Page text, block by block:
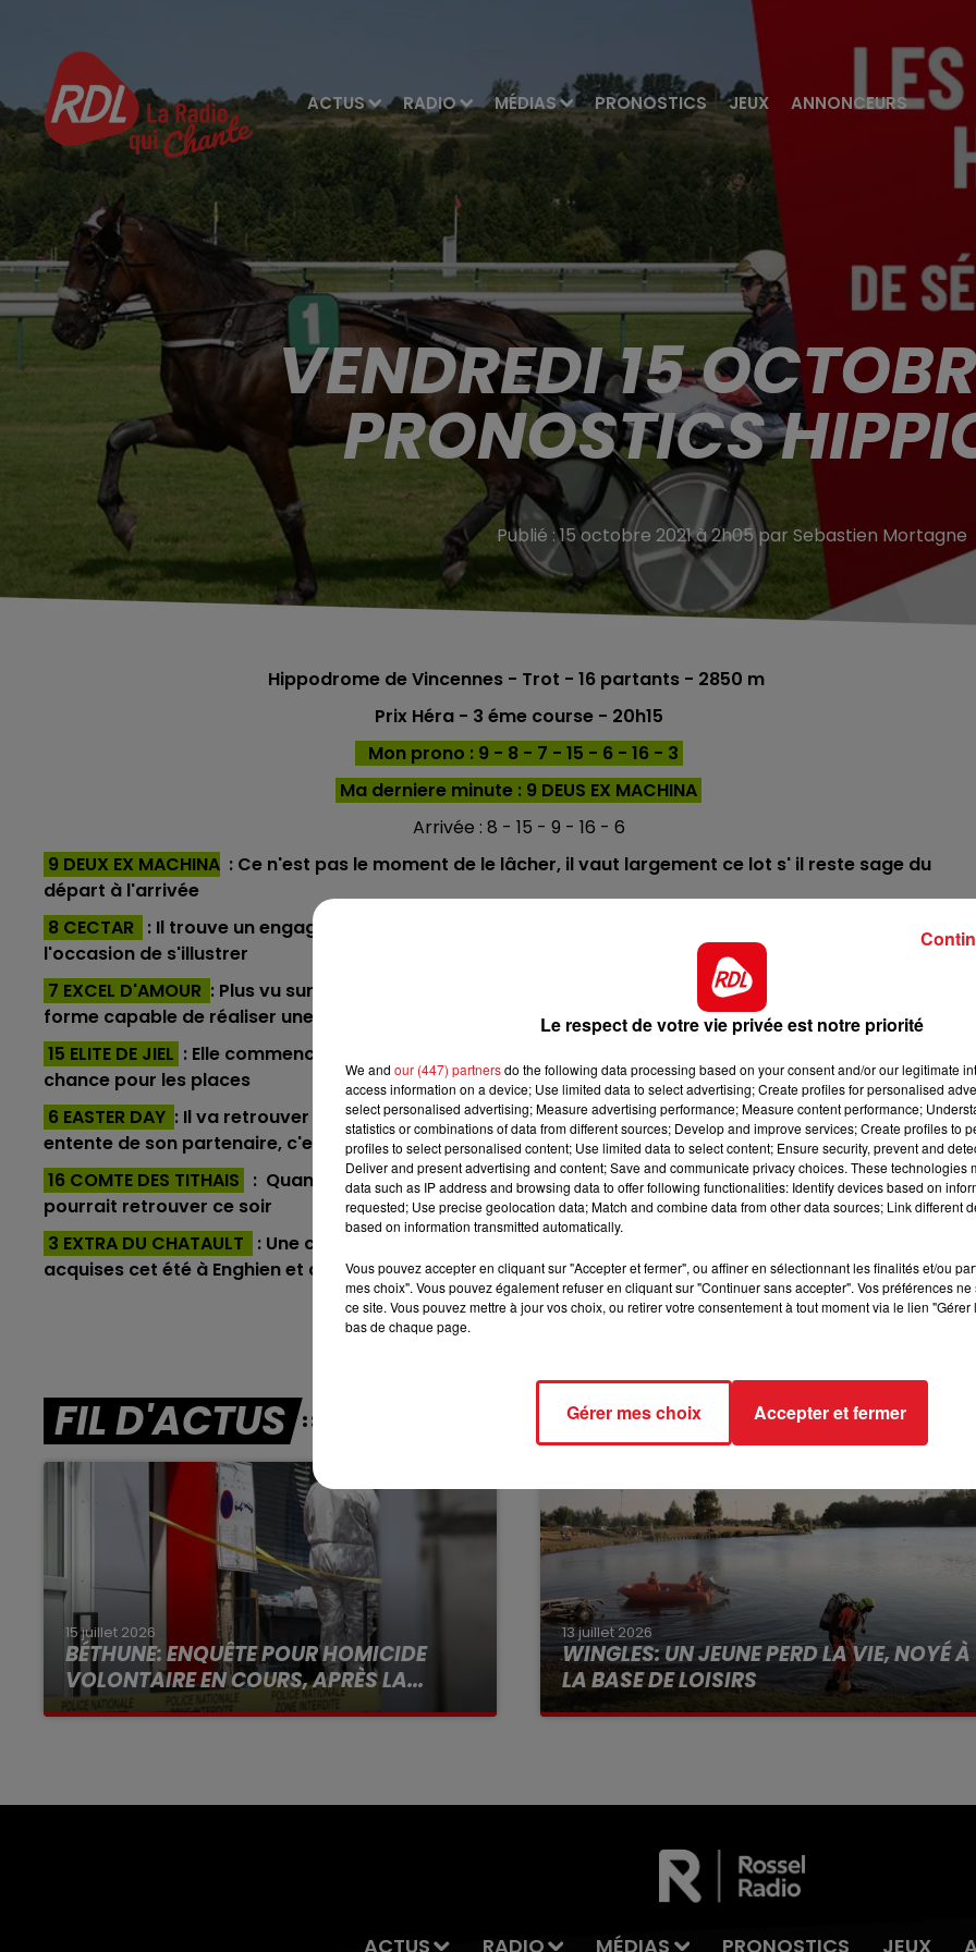
ACTUS RADIO MÉDIAS PRONOSTICS JEUX ANNONCEURS
10h00 - 12h00 7h00 - 10h00
RDL WEEK-END
VENDREDI 15
PRONOSTICS
Publié : 15 octobre 2021 à 2h05 par Sebastien Mortagne
Hippodrome de Vincennes - Trot - 16 partants - 2850 m
Prix Héra - 3 éme course - 20h15
Mon prono : 9 - 8 - 7 - 15 - 6 - 16 - 3
Ma derniere minute : 9 DEUS EX MACHINA
Arrivée : 8 - 15 - 9 - 16 - 6
9 DEUX EX MACHINA : Ce n'est pas le moment de le lâcher, il vaut largement ce lot s' il reste sage du
départ à l'arrivée
8 CECTAR : Il trouve un engagement de rêve à 50e du recul, et avec F.Nivard, il ne devrait pas passer
l'occasion de s'illustrer
7 EXCEL D'AMOUR : Plus vu sur les parcours à piste plate ces derniers temps, il reste néanmoins sur sa
forme capable de réaliser une bonne performance.
15 ELITE DE JIEL : Elle commence à bien s'assagir, ce qui lui permet de faire le plus souvent l'arrivée. A sa
chance pour les places
6 EASTER DAY : Il va retrouver une catégorie plus relevé que d'habitude, mais au top et avec la bonne
entente de son partenaire, c'est un bon outsider
16 COMTE DES TITHAIS
: Quand il n'est pas Dai, il est dans les 5/6 premiers, c'est un classement qu'il
pourrait retrouver ce soir
3 EXTRA DU CHATAULT
: Une course à oublier dernièrement, vaut mieux le retenir sur ses deux victoires
acquises cet été à Enghien et à La Capelle
En direct des pistes :
FIL D'ACTUS
15 juillet 2026
BÉTHUNE: ENQUÊTE POUR HOMICIDE
VOLONTAIRE EN COURS, APRÈS LA...
Selon les premiers éléments, le logement
13 juillet 2026
WINGLES: UN JEUNE PERD LA VIE, NOYÉ À
LA BASE DE LOISIRS
La victime a coulé à pic
ACTUS RADIO MÉDIAS PRONOSTICS JEUX
Le respect de votre vie privée est notre priorité
We and our (447) partnersdo the following data processing based on your consent and/or our legitimate
access information on a device; Use limited data to select advertising; Create profiles for personalised
select personalised advertising; Measure advertising performance; Measure content performance;
statistics or combinations of data from different sources; Develop and improve services; Create profiles to
profiles to select personalised content; Use limited data to select content; Ensure security, prevent and
Deliver and present advertising and content; Save and communicate privacy choices. These technologies
data such as IP address and browsing data to offer following functionalities: Identify devices based on
requested; Use precise geolocation data; Match and combine data from other data sources; Link different
based on information transmitted automatically.
Vous pouvez accepter en cliquant sur "Accepter et fermer", ou affiner en sélectionnant les finalités et/ou
mes choix". Vous pouvez également refuser en cliquant sur "Continuer sans accepter". Vos préférences
ce site. Vous pouvez mettre à jour vos choix, ou retirer votre consentement à tout moment via le lien
bas de chaque page.
Gérer mes choix Accepter et fermer